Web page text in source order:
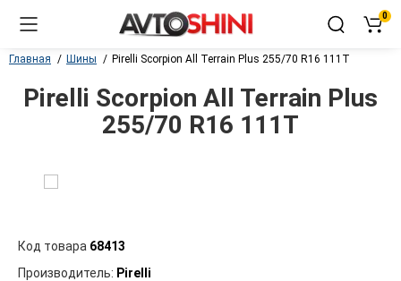
0
Главная Шины Pirelli Scorpion All Terrain Plus 255/70 R16 111T
Pirelli Scorpion All Terrain Plus
255/70 R16 111T
Код товара 68413
Производитель: Pirelli